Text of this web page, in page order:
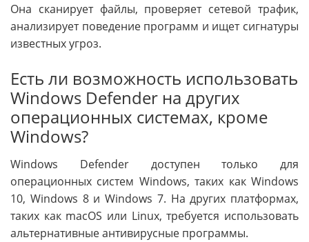
Она сканирует файлы, проверяет сетевой трафик,
анализирует поведение программ и ищет сигнатуры
известных угроз.
Есть ли возможность использовать
Windows Defender на других
операционных системах, кроме
Windows?
Windows Defender доступен только для
операционных систем Windows, таких как Windows
10, Windows 8 и Windows 7. На других платформах,
таких как macOS или Linux, требуется использовать
альтернативные антивирусные программы.